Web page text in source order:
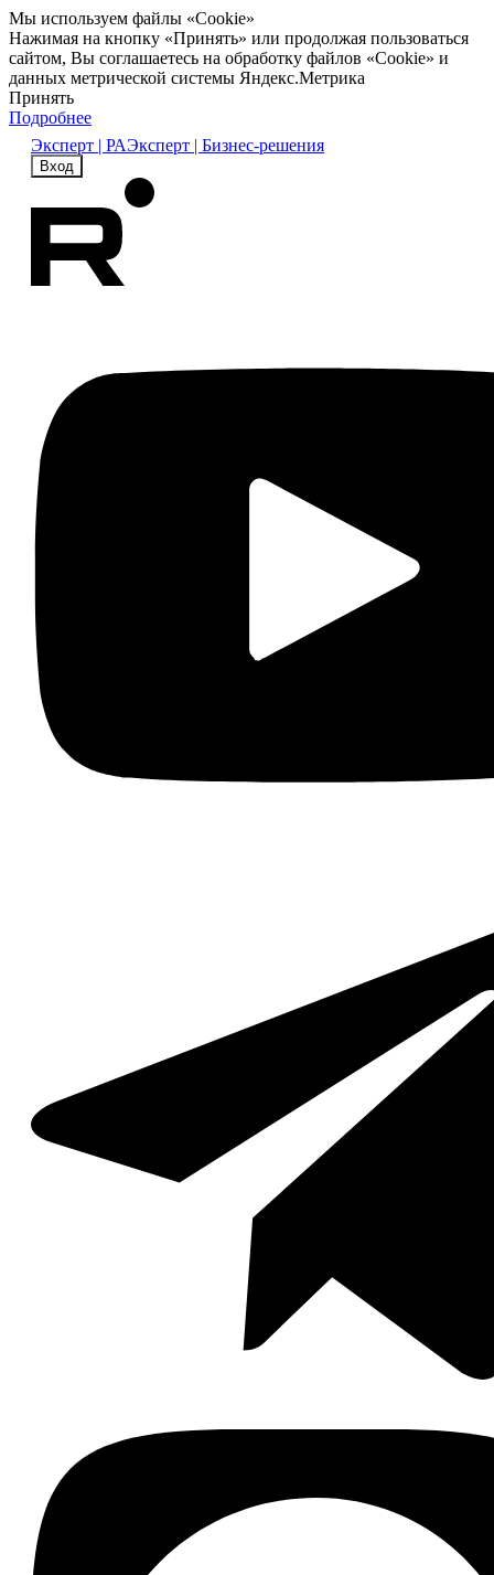
Мы используем файлы «Cookie»
Нажимая на кнопку «Принять» или продолжая пользоваться
сайтом, Вы соглашаетесь на обработку файлов «Cookie» и
данных метрической системы Яндекс.Метрика
Принять
Подробнее
Эксперт | РАЭксперт | Бизнес-решения
Вход